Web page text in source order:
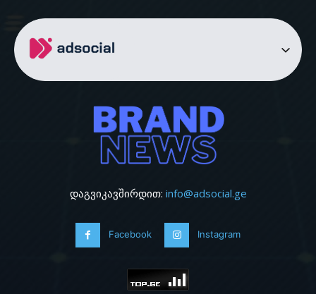
დაგვიკავშირდით: info@adsocial.ge
Facebook Instagram